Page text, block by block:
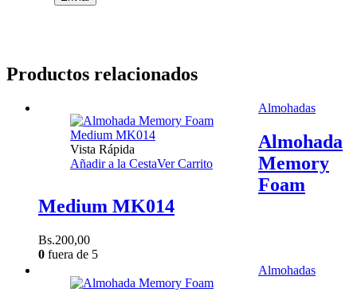
Productos relacionados
Vista Rápida
Añadir a la CestaVer Carrito
Almohadas
Almohada
Memory
Foam
Medium MK014
Bs.200,00
0 fuera de 5
Almohadas